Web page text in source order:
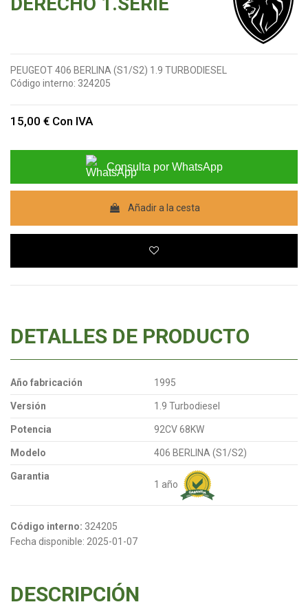
PEUGEOT 406 BERLINA (S1/S2) 1.9 TURBODIESEL
Código interno: 324205
15,00 € Con IVA
Consulta por WhatsApp
Añadir a la cesta
DETALLES DE PRODUCTO
Año fabricación 1995
Versión 1.9 Turbodiesel
Potencia 92CV 68KW
Modelo 406 BERLINA (S1/S2)
Garantia
1 año
Código interno: 324205
Fecha disponible: 2025-01-07
DESCRIPCIÓN